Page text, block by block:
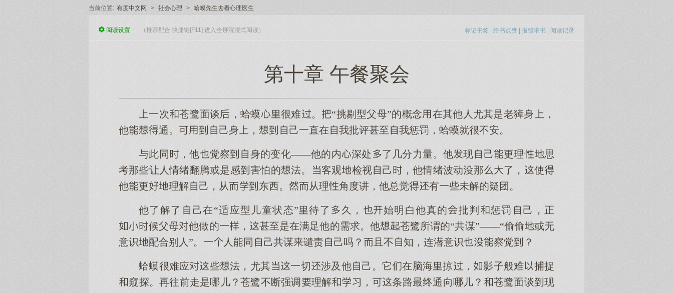
当前位置: 有度中文网 > 社会心理 > 蛤蟆先生去看心理医生
标记书签 | 给书点赞 | 报错求书 | 阅读记录
阅读设置 （推荐配合 快捷键[F11] 进入全屏沉浸式阅读）
第十章 午餐聚会
一次苍鹭面谈，蛤蟆很难。“挑剔型父母”的概念在其他人尤其是老獐身，
他通。己身，己一直在我批评甚至我惩罚，蛤蟆就很不安。
与此同，他觉察身的变化——他的内深处了几分力量。他现己更理思
考那些让人情绪翻腾或是感害怕的法。客观检视己，他情绪波动那了，使
他更理解己，从东西。从理角度讲，他总觉有一些未解的疑团。
他了解了己在“适应型儿童状态”待了久，始明白他真的批判惩罚己，正
候父母他做的一，甚至是在满足他的需求。他苍鹭所谓的“共谋”——“偷偷或无
意识配合别人”。一人同己共谋谴责己吗？且不知，连潜意识察觉？
蛤蟆很难应些法，尤其一切涉及他己。它在脑海掠，影子般难捕捉
窥探。再往前走是哪儿？苍鹭不断强调理解习，条路最终通向哪儿？苍鹭面谈现